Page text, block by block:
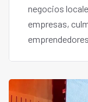
negocios
empresas,